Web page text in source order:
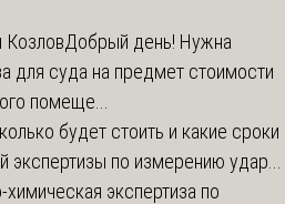
КозловДобрый день! Нужна
для суда на предмет стоимости
помеще...
будет стоить и какие сроки
экспертизы по измерению удар...
экспертиза по